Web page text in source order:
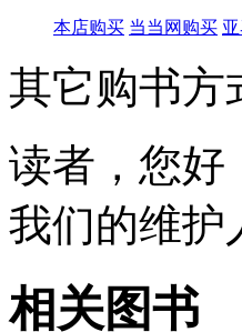
本店购买 当当网购买
其它购书方
读者，您好
我们的维护
相关图书